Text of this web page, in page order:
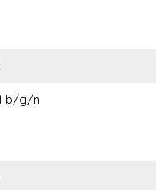
b/g/n